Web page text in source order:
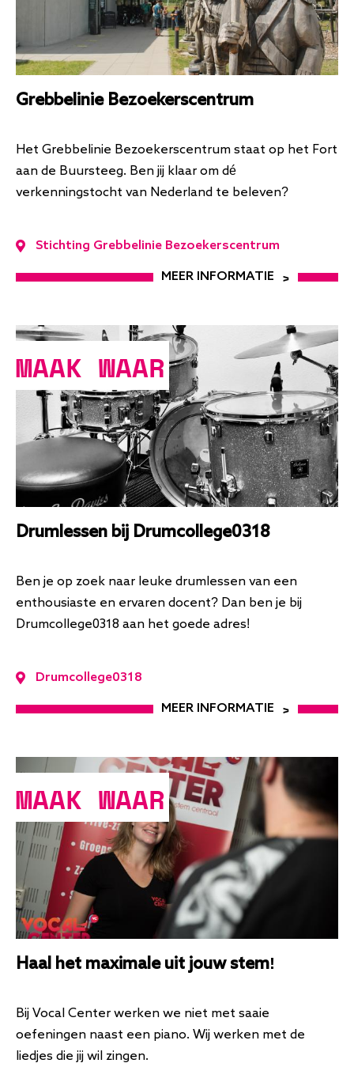
Grebbelinie Bezoekerscentrum
Het Grebbelinie Bezoekerscentrum staat op het Fort
aan de Buursteeg. Ben jij klaar om dé
verkenningstocht van Nederland te beleven?
Stichting Grebbelinie Bezoekerscentrum
MEER INFORMATIE
MAAK WAAR
Drumlessen bij Drumcollege0318
Ben je op zoek naar leuke drumlessen van een
enthousiaste en ervaren docent? Dan ben je bij
Drumcollege0318 aan het goede adres!
Drumcollege0318
MEER INFORMATIE
MAAK WAAR
Haal het maximale uit jouw stem!
Bij Vocal Center werken we niet met saaie
oefeningen naast een piano. Wij werken met de
liedjes die jij wil zingen.